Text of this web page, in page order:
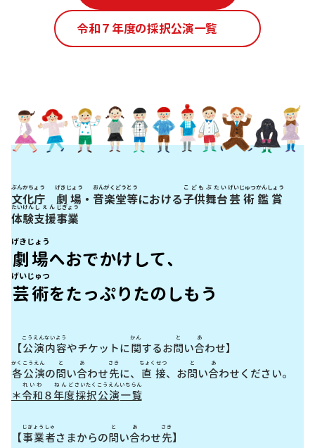
令和７年度の採択公演一覧
文化庁
ぶんかちょう
劇場
げきじょう
・ 音楽堂
おんがくどう
等
とう
における子供
こども
舞台
ぶたい
芸術
げいじゅつ
鑑賞
かんしょう
体験
たいけん
支援
しえん
事業
じぎょう
劇場
げきじょう
へおでかけして、
芸術
げいじゅつ
をたっぷりたのしもう
【公演
こうえん
内容
ないよう
やチケットに関
かん
するお問
と
い合
あ
わせ】
各
かく
公演
こうえん
の問
と
い合
あ
わせ先
さき
に、 直接
ちょくせつ
、お問
と
い合
あ
わせください。
＊令和
れいわ
８年度
ねんど
採択
さいたく
公演
こうえん
一覧
いちらん
【事業者
じぎょうしゃ
さまからの問
と
い合
あ
わせ先
さき
】